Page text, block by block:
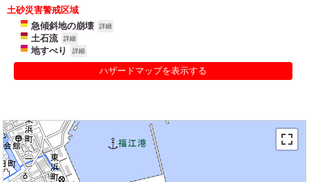
土砂災害警戒区域
急傾斜地の崩壊
詳細
土石流 詳細
地すべり 詳細
ハザードマップを表示する